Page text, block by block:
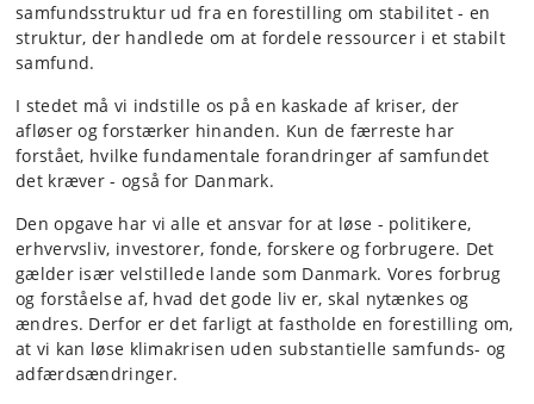
samfundsstruktur ud fra en forestilling om stabilitet - en
struktur, der handlede om at fordele ressourcer i et stabilt
samfund.
I stedet må vi indstille os på en kaskade af kriser, der
afløser og forstærker hinanden. Kun de færreste har
forstået, hvilke fundamentale forandringer af samfundet
det kræver - også for Danmark.
Den opgave har vi alle et ansvar for at løse - politikere,
erhvervsliv, investorer, fonde, forskere og forbrugere. Det
gælder især velstillede lande som Danmark. Vores forbrug
og forståelse af, hvad det gode liv er, skal nytænkes og
ændres. Derfor er det farligt at fastholde en forestilling om,
at vi kan løse klimakrisen uden substantielle samfunds- og
adfærdsændringer.